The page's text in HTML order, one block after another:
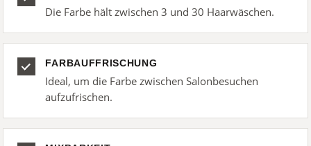
Die Farbe hält zwischen 3 und 30 Haarwäschen.
FARBAUFFRISCHUNG
Ideal, um die Farbe zwischen Salonbesuchen
aufzufrischen.